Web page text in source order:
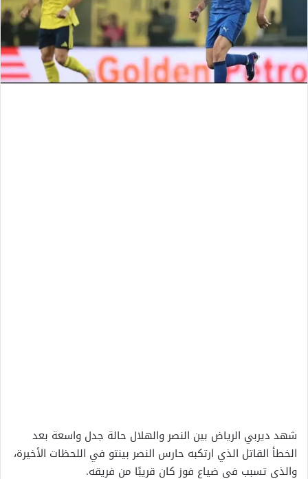
شهد ديربي الرياض بين النصر والهلال حالة جدل واسعة بعد
الخطأ القاتل الذي ارتكبه حارس النصر بينتو في اللحظات الأخيرة،
والذي تسبب في ضياع فوز كان قريبًا من فريقه.